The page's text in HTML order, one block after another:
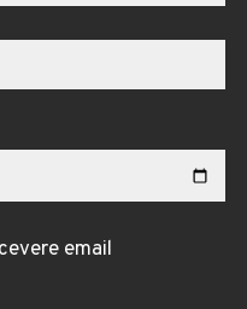
email